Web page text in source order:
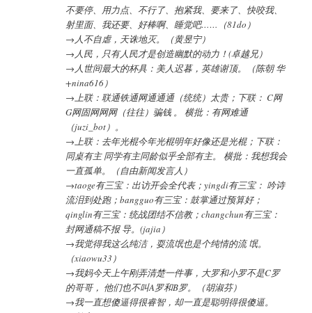
不要停、用力点、不行了、抱紧我、要来了、快咬我、
射里面、我还要、好棒啊、睡觉吧……（81do）
→人不自虐，天诛地灭。（黄昱宁）
→人民，只有人民才是创造幽默的动力！(卓越兄）
→人世间最大的杯具：美人迟暮，英雄谢顶。（陈朝 华
+nina616）
→上联：联通铁通网通通通（统统）太贵；下联： C网
G网固网网网（往往）骗钱 。 横批：有网难通
（juzi_bot）。
→上联：去年光棍今年光棍明年好像还是光棍；下联：
同桌有主 同学有主同龄似乎全部有主。 横批：我想我会
一直孤单。（自由新闻发言人）
→taoge有三宝：出访开会全代表；yingdi有三宝： 吟诗
流泪到处跑；bangguo有三宝：鼓掌通过预算好；
qinglin有三宝：统战团结不信教；changchun有三宝：
封网通稿不报 导。(jajia）
→我觉得我这么纯洁，耍流氓也是个纯情的流 氓。
（xiaowu33）
→我妈今天上午刚弄清楚一件事，大罗和小罗不是C罗
的哥哥， 他们也不叫A罗和B罗。（胡淑芬）
→我一直想傻逼得很睿智，却一直是聪明得很傻逼。